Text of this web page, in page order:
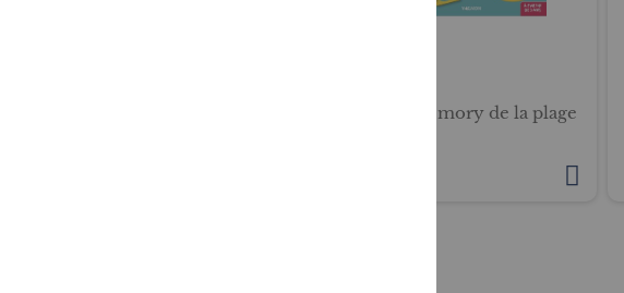
Mon memory de la plage